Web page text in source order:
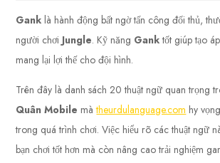
Gank là hành động bất ngờ tấn công đối thủ,
người chơi Jungle. Kỹ năng Ganktốt giúp tạo
mang lại lợi thế cho đội hình.
Trên đây là danh sách 20 thuật ngữ quan trọng
Quân Mobile màtheurdulanguage.com hy
trong quá trình chơi. Việc hiểu rõ các thuật ngữ
bạn chơi tốt hơn mà còn nâng cao trải nghiệm